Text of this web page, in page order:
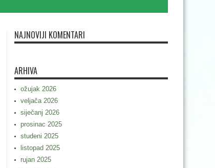
NAJNOVIJI KOMENTARI
ARHIVA
ožujak 2026
veljača 2026
siječanj 2026
prosinac 2025
studeni 2025
listopad 2025
rujan 2025